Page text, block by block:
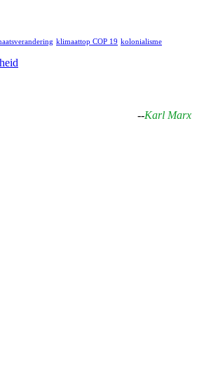
klimaattop COP 19 kolonialisme
--Karl Marx